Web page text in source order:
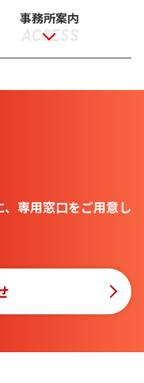
事務所案内
ACCESS
専用窓口をご用意し